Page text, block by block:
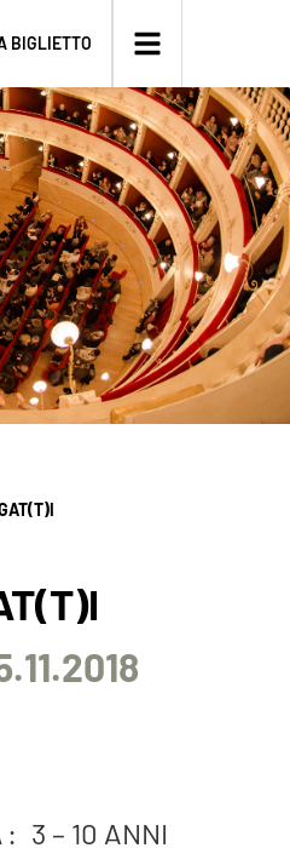
BIGLIETTO
: 3 – 10 ANNI